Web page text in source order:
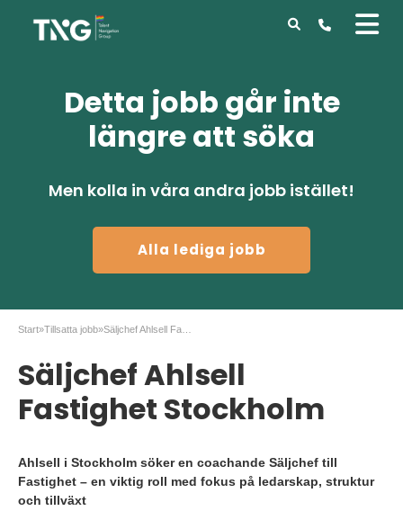
Detta jobb går inte
längre att söka
Men kolla in våra andra jobb istället!
Alla lediga jobb
Start»Tillsatta jobb»
Säljchef Ahlsell
Fastighet Stockholm
Ahlsell i Stockholm söker en coachande Säljchef till
Fastighet – en viktig roll med fokus på ledarskap, struktur
och tillväxt